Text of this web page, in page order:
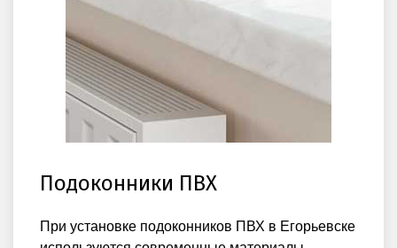
Подоконники ПВХ
При установке подоконников ПВХ в Егорьевске